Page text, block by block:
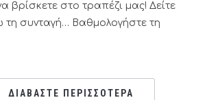
βρίσκετε στο τραπέζι μας! Δείτε
συνταγή… Βαθμολογήστε τη
ΔΙΑΒΑΣΤΕ ΠΕΡΙΣΣΟΤΕΡΑ